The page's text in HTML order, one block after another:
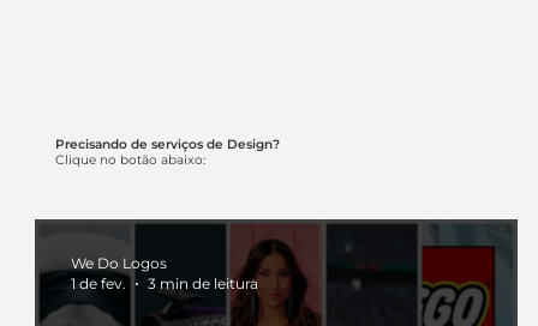
Precisando de serviços de Design?
Clique no botão abaixo:
We Do Logos
1 de fev.
3 min de leitura